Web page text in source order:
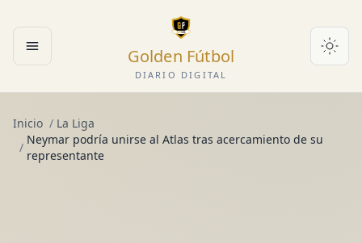
Abrir menú Golden Fútbol
DIARIO DIGITAL
Inicio / La Liga
/
Neymar podría unirse al Atlas tras acercamiento de su
representante